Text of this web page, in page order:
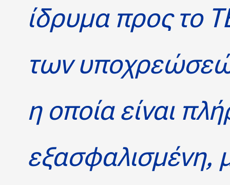
ίδρυμα προς το
των
η οποία είναι
εξασφαλισμένη,